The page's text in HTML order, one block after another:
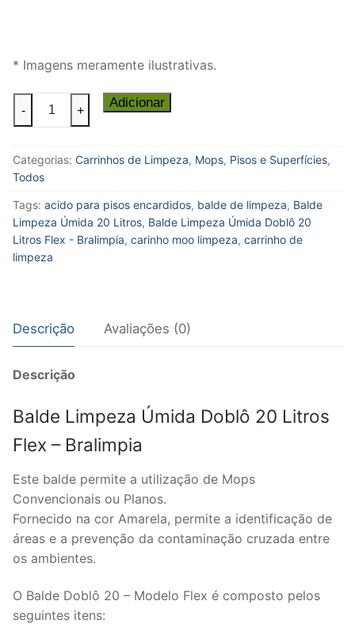
* Imagens meramente ilustrativas.
Limpeza
Doblô
20
Litros
Flex
-
Bralimpia
- + Adicionar
Categorias: Carrinhos de Limpeza, Mops, Pisos e Superfícies,
Todos
Tags: acido para pisos encardidos, balde de limpeza, Balde
Limpeza Úmida 20 Litros, Balde Limpeza Úmida Doblô 20
Litros Flex - Bralimpia, carinho moo limpeza, carrinho de
limpeza
Descrição Avaliações (0)
Descrição
Balde Limpeza Úmida Doblô 20 Litros
Flex – Bralimpia
Este balde permite a utilização de Mops
Convencionais ou Planos.
Fornecido na cor Amarela, permite a identificação de
áreas e a prevenção da contaminação cruzada entre
os ambientes.
O Balde Doblô 20 – Modelo Flex é composto pelos
seguintes itens: